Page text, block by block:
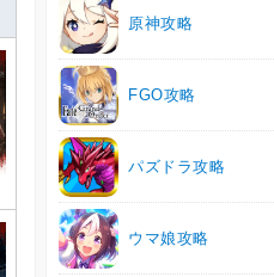
原神攻略
FGO攻略
パズドラ攻略
ウマ娘攻略